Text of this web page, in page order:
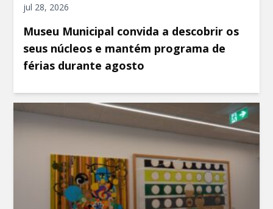
jul 28, 2026
Museu Municipal convida a descobrir os
seus núcleos e mantém programa de
férias durante agosto